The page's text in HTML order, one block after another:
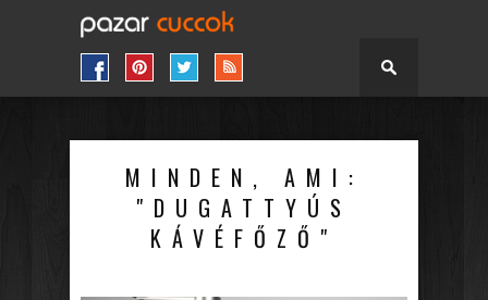
MINDEN, AMI:
"DUGATTYÚS
KÁVÉFŐZŐ"